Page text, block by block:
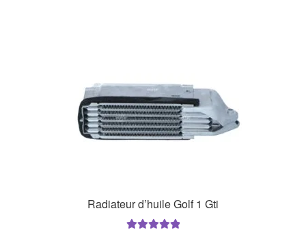
Radiateur d’huile Golf 1 Gti